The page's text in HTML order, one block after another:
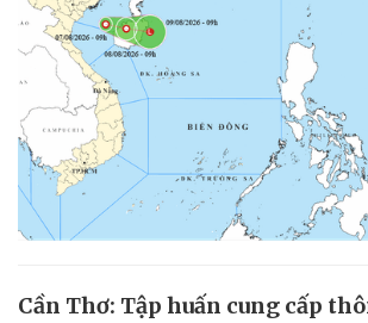
Cần Thơ: Tập huấn cung cấp